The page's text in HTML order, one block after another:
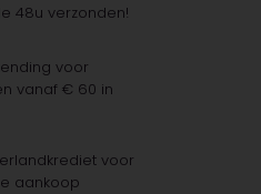
48u verzonden!
voor
vanaf € 60 in
voor
aankoop